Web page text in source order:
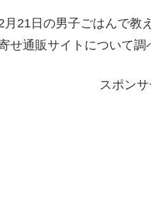
21日の男子ごはんで教
せ通販サイトについて調
スポン